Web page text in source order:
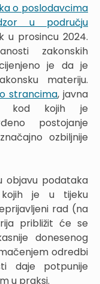
o poslodavcima
u području
u prosincu 2024.
zakonskih
je da je
materiju.
strancima, javna
kod kojih je
postojanje
ozbiljnije
objavu podataka
je u tijeku
rad (na
približit će se
donesenog
odredbi
daje potpunije
u praksi.